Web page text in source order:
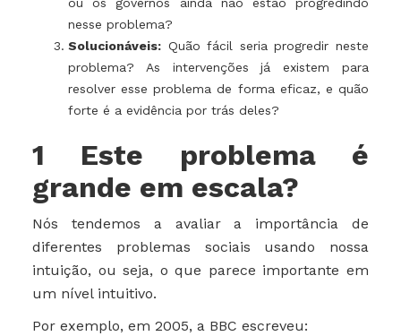
nesse problema?
Solucionáveis: Quão fácil seria progredir neste
problema? As intervenções já existem para
resolver esse problema de forma eficaz, e quão
forte é a evidência por trás deles?
1 Este problema é
grande em escala?
Nós tendemos a avaliar a importância de
diferentes problemas sociais usando nossa
intuição, ou seja, o que parece importante em
um nível intuitivo.
Por exemplo, em 2005, a BBC escreveu: